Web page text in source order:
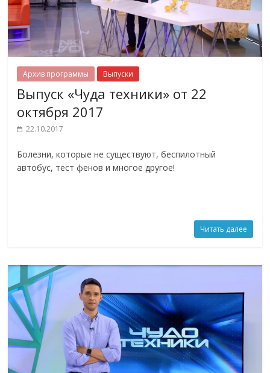
Архив программы Выпуски
Выпуск «Чуда техники» от 22
октября 2017
22.10.2017
Болезни, которые не существуют, беспилотный
автобус, тест фенов и многое другое!
Читать далее